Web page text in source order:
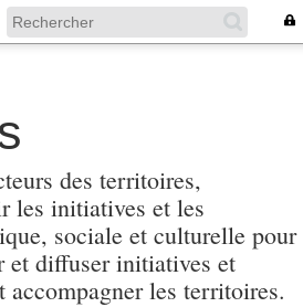
des territoires,
les initiatives et les
sociale et culturelle pour
diffuser initiatives et
les territoires.